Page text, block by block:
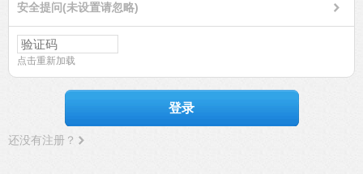
安全提问(未设置请忽略)
点击重新加载
登录
还没有注册？